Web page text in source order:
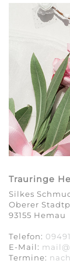
Trauringe
Silkes
Oberer
93155 Hemau
Telefon:
E-Mail:
Termine: